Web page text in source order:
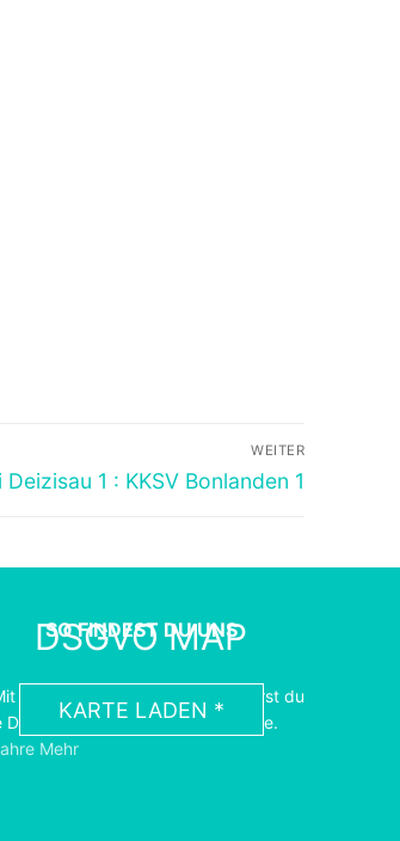
WEITER
1 : KKSV Bonlanden 1
SO FINDEST DU UNS
DSGVO MAP
KARTE LADEN *
dem Laden der Karte akzeptierst du
Datenschutzerklärung von Google.
Mehr